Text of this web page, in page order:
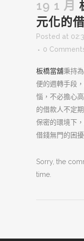
19 1 月
元化的
Posted at
0
板橋當舖秉持
便的週轉手段
惱，不必擔心
的借款人不定
保密的環境下
借錢無門的困
Sorry, the
time.